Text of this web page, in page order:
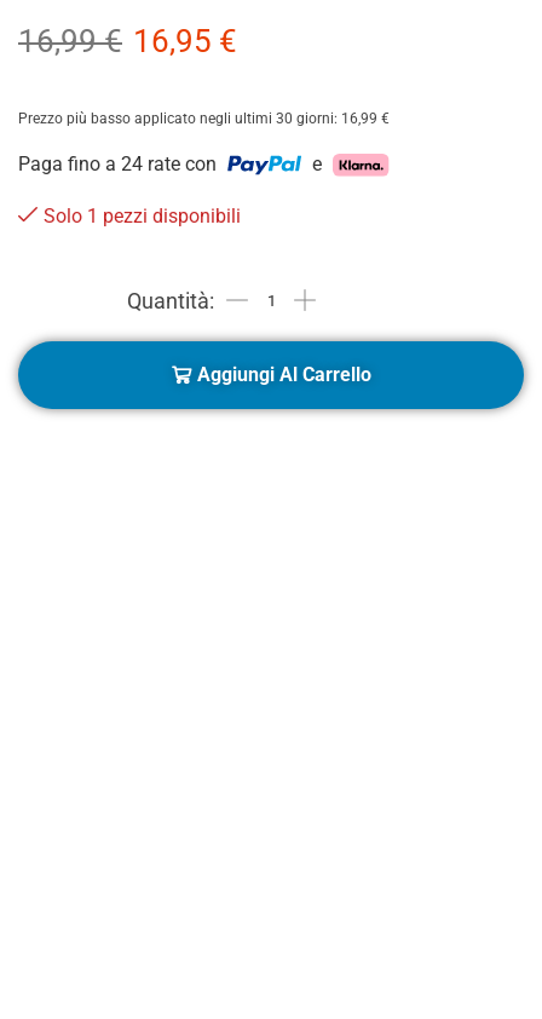
16,99€ 16,95 €
Prezzo più basso applicato negli ultimi 30 giorni: 16,99 €
Paga fino a 24 rate con e
Solo 1 pezzi disponibili
Aggiungi Al Carrello